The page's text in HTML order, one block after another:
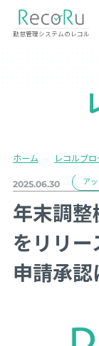
勤怠管理システムのレコル
ホーム レコルブロ
2025.06.30 ア
年末調
をリリー
申請承